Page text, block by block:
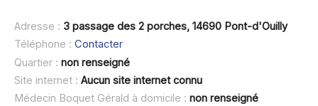
Adresse : 3 passage des 2 porches, 14690 Pont-d'Ouilly
Téléphone : Contacter
Quartier : non renseigné
Site internet : Aucun site internet connu
Médecin Boquet Gérald à domicile : non renseigné